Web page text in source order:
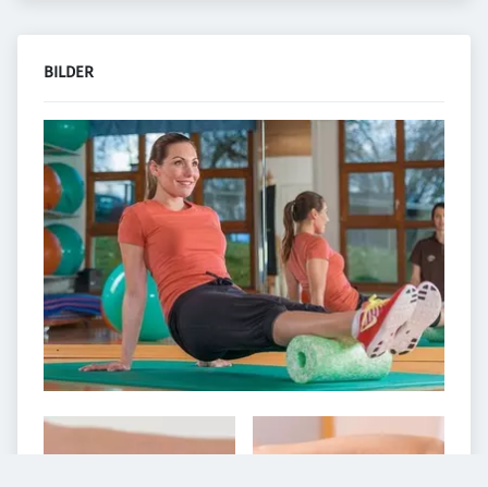
BILDER